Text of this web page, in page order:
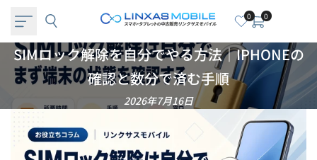
テ
0 0
SIM
ッ
SIMロック解除を自分でやる方法｜IPHONEの
確認と数分で済む手順
2026年7月16日